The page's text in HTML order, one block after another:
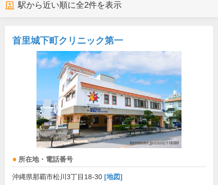
駅から近い順に全2件を表示
首里城下町クリニック第一
所在地・電話番号
沖縄県那覇市松川3丁目18-30 [地図]